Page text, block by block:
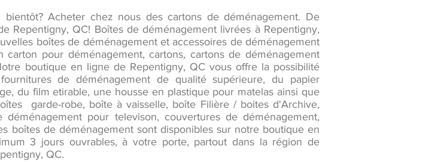
Acheter chez nous des cartons de déménagement. De
Repentigny, QC! Boîtes de déménagement livrées à Repentigny,
boîtes de déménagement et accessoires de déménagement
pour déménagement, cartons, cartons de déménagement
boutique en ligne de Repentigny, QC vous offre la possibilité
de déménagement de qualité supérieure, du papier
du film etirable, une housse en plastique pour matelas ainsi que
garde-robe, boîte à vaisselle, boîte Filière / boites d'Archive,
pour televison, couvertures de déménagement,
boîtes de déménagement sont disponibles sur notre boutique en
3 jours ouvrables, à votre porte, partout dans la région de
QC.